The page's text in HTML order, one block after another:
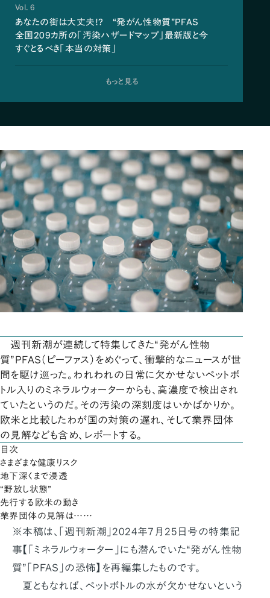
Vol. 6
あなたの街は大丈夫!? “発がん性物質”PFAS
全国209カ所の「汚染ハザードマップ」最新版と今
すぐとるべき「本当の対策」
もっと見る
週刊新潮が連続して特集してきた“発がん性物
質”PFAS（ピーファス）をめぐって、衝撃的なニュースが世
間を駆け巡った。われわれの日常に欠かせないペットボ
トル入りのミネラルウォーターからも、高濃度で検出され
ていたというのだ。その汚染の深刻度はいかばかりか。
欧米と比較したわが国の対策の遅れ、そして業界団体
の見解なども含め、レポートする。
目次
さまざまな健康リスク
地下深くまで浸透
“野放し状態”
先行する欧米の動き
業界団体の見解は……
※本稿は、「週刊新潮」2024年7月25日号の特集記
事【「ミネラルウォーター」にも潜んでいた“発がん性物
質”「PFAS」の恐怖】を再編集したものです。
夏ともなれば、ペットボトルの水が欠かせないという